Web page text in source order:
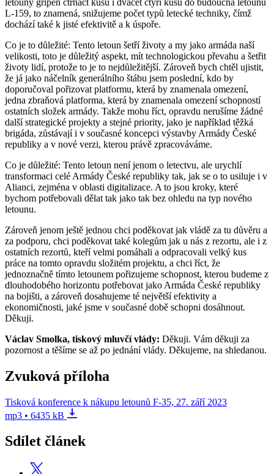
L-159, to znamená, snižujeme počet typů letecké techniky, čímž
dochází také k jisté efektivitě a k úspoře.
Co je to důležité: Tento letoun šetří životy a my jako armáda naší
velikosti, toto je důležitý aspekt, mít technologickou převahu a šetřit
životy lidí, protože to je to nejdůležitější. Zároveň bych chtěl ujistit,
že já jako náčelník generálního štábu jsem poslední, kdo by
doporučoval pořizovat platformu, která by znamenala omezení,
jedna zbraňová platforma, která by znamenala omezení schopností
ostatních složek armády. Takže mohu říct, opravdu nerušíme žádné
další strategické projekty a stejné priority, jako je například těžká
brigáda, zůstávají i v současné koncepci výstavby Armády České
republiky a v nové verzi, kterou právě zpracováváme.
Co je důležité: Tento letoun není jenom o letectvu, ale urychlí
transformaci celé Armády České republiky tak, jak se o to usiluje i v
Alianci, zejména v oblasti digitalizace. A to jsou kroky, které
bychom potřebovali dělat tak jako tak bez ohledu na typ nového
letounu.
Zároveň jenom ještě jednou chci poděkovat jak vládě za tu důvěru a
za podporu, chci poděkovat také kolegům jak u nás z rezortu, ale i z
ostatních rezortů, kteří velmi pomáhali a odpracovali velký kus
práce na tomto opravdu složitém projektu, a chci říct, že
jednoznačně tímto letounem pořizujeme schopnost, kterou budeme z
dlouhodobého horizontu potřebovat jako Armáda České republiky
na bojišti, a zároveň dosahujeme té největší efektivity a
ekonomičnosti, jaké jsme v současné době schopni dosáhnout.
Děkuji.
Václav Smolka, tiskový mluvčí vlády: Děkuji. Vám děkuji za
pozornost a těšíme se až po jednání vlády. Děkujeme, na shledanou.
Zvuková příloha
Tisková konference k nákupu letounů F-35, 27. září 2023
mp3 • 6435 kB
Sdílet článek